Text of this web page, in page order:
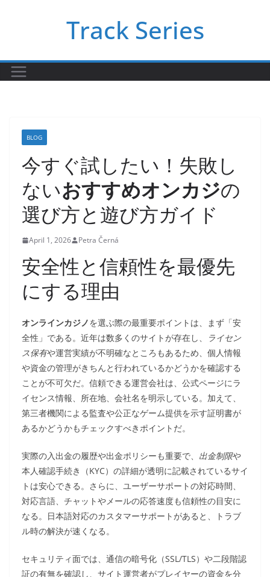
Track Series
BLOG
今すぐ試したい！失敗し
ないおすすめオンカジの
選び方と遊び方ガイド
April 1, 2026 Petra Černá
安全性と信頼性を最優先
にする理由
オンラインカジノを選ぶ際の最重要ポイントは、まず「安
全性」である。近年は数多くのサイトが存在し、
ライセン
ス保有や運営実績が不明確なところもあるため、個人情報
や資金の管理がきちんと行われているかどうかを確認する
ことが不可欠だ。信頼できる運営会社は、公式ページにラ
イセンス情報、所在地、会社名を明示している。加えて、
第三者機関による監査や公正なゲーム提供を示す証明書が
あるかどうかもチェックすべきポイントだ。
実際の入出金の履歴や出金ポリシーも重要で、 出金制限や
本人確認手続き（KYC）の詳細が透明に記載されているサイ
トは安心できる。さらに、ユーザーサポートの対応時間、
対応言語、チャットやメールの応答速度も信頼性の目安に
なる。日本語対応のカスタマーサポートがあると、トラブ
ル時の解決が速くなる。
セキュリティ面では、通信の暗号化（SSL/TLS）や二段階認
証の有無を確認し、サイト運営者がプレイヤーの資金を分